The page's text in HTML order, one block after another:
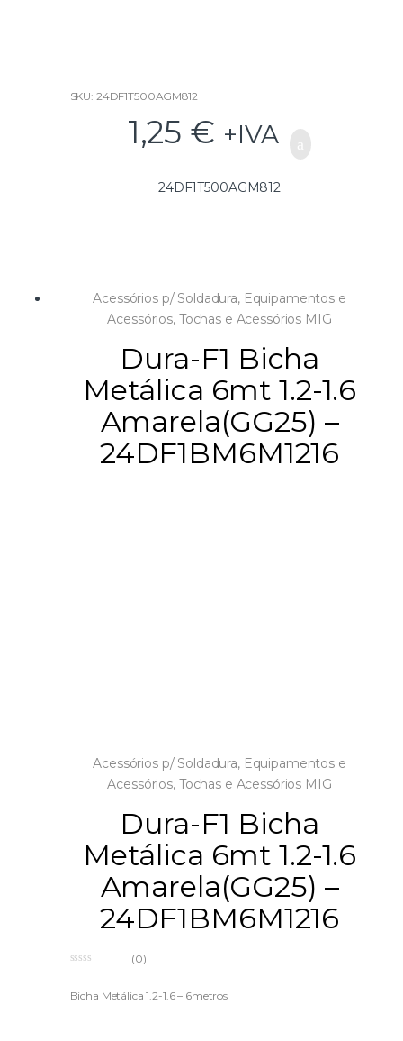
SKU: 24DF1T500AGM812
1,25 € +IVA
24DF1T500AGM812
Acessórios p/ Soldadura, Equipamentos e
Acessórios, Tochas e Acessórios MIG
Dura-F1 Bicha
Metálica 6mt 1.2-1.6
Amarela(GG25) –
24DF1BM6M1216
Acessórios p/ Soldadura, Equipamentos e
Acessórios, Tochas e Acessórios MIG
Dura-F1 Bicha
Metálica 6mt 1.2-1.6
Amarela(GG25) –
24DF1BM6M1216
u
(0)
Bicha Metálica 1.2-1.6 – 6metros